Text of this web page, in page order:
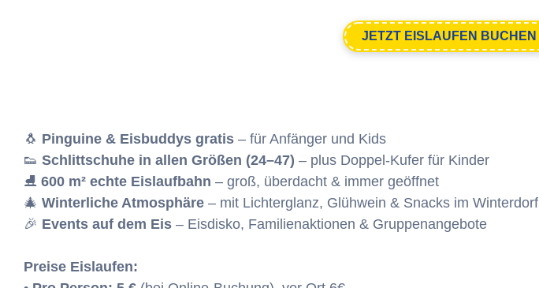
JETZT EISLAUFEN BUCHEN
🐧 Pinguine & Eisbuddys gratis – für Anfänger und Kids
👟 Schlittschuhe in allen Größen (24–47) – plus Doppel-Kufer für Kinder
⛸ 600 m² echte Eislaufbahn – groß, überdacht & immer geöffnet
🎄 Winterliche Atmosphäre – mit Lichterglanz, Glühwein & Snacks im Winterdorf
🎉 Events auf dem Eis – Eisdisko, Familienaktionen & Gruppenangebote
Preise Eislaufen: